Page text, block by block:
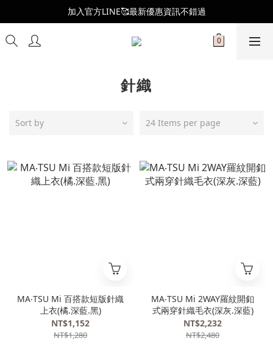
全新會員制度更新👑
加入官方LINE🥰最新優惠資訊不錯過
全新會員制度更新👑
針織
Sort by 24 Items per page
MA‧TSU Mi 百搭款短版針織
上衣(橘.深藍.黑)
NT$1,152
NT$1,280
MA‧TSU Mi 2WAY羅紋開釦
式兩穿針織毛衣(深灰.深藍)
NT$2,232
NT$2,480